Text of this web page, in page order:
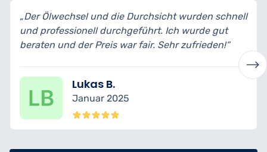
die Durchsicht wurden schnell
Ich wurde gut
war fair. Sehr zufrieden!“
„Ich habe mein Auto
bin wirklich begeistert
transparent erklärt und